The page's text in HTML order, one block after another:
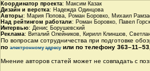
Координатор проекта: Максим Казак
Дизайн и верстка: Надежда Одинцова
Авторы: Мария Попова, Роман Боровко, Михаил
Над рейтингом работали: Роман Боровко, Павел
Интервью: Денис Борушевский
Реклама: Виталий Олейников, Кирилл Клиншов,
По вопросам сотрудничества при подготовке
по электронному адресуили по телефону 363–11–53
Мнение авторов статей может не совпадать с